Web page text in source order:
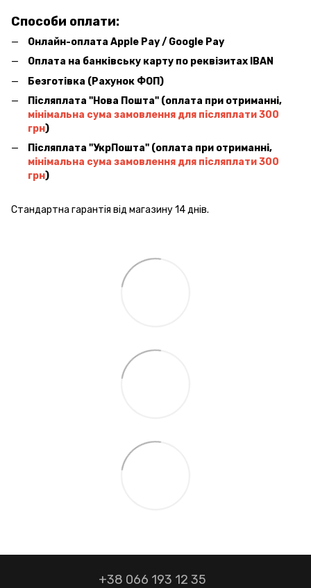
Способи оплати:
Онлайн-оплата Apple Pay / Google Pay
Оплата на банківську карту по реквізитах IBAN
Безготівка (Рахунок ФОП)
Післяплата ''Нова Пошта'' (оплата при отриманні,
мінімальна сума замовлення для післяплати 300
грн)
Післяплата ''УкрПошта'' (оплата при отриманні,
мінімальна сума замовлення для післяплати 300
грн)
Стандартна гарантія від магазину 14 днів.
+38 066 193 12 35